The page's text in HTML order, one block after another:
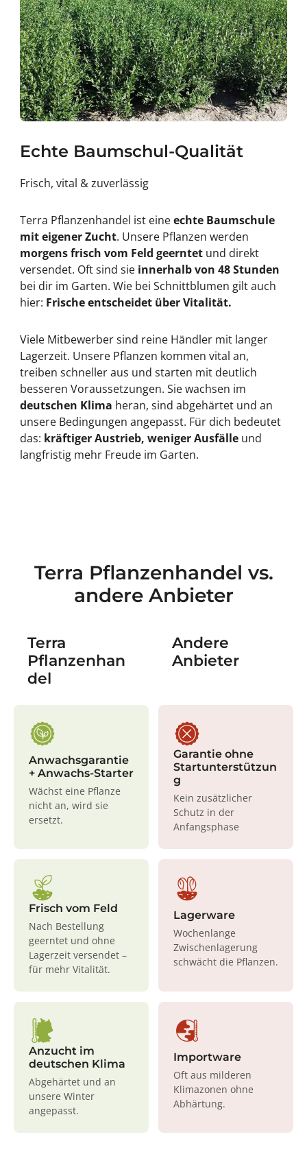
Echte Baumschul-Qualität
Frisch, vital & zuverlässig
Terra Pflanzenhandel ist eineechte Baumschule
mit eigener Zucht. Unsere Pflanzen werden
morgens frisch vom Feld geerntetund direkt
versendet. Oft sind sie innerhalb von 48 Stunden
bei dir im Garten. Wie bei Schnittblumen gilt auch
hier: Frische entscheidet über Vitalität.
Viele Mitbewerber sind reine Händler mit langer
Lagerzeit. Unsere Pflanzen kommen vital an,
treiben schneller aus und starten mit deutlich
besseren Voraussetzungen. Sie wachsen im
deutschen Klima heran, sind abgehärtet und an
unsere Bedingungen angepasst. Für dich bedeutet
das: kräftiger Austrieb, weniger Ausfälle und
langfristig mehr Freude im Garten.
Terra Pflanzenhandel vs.
andere Anbieter
Terra
Pflanzenhan
del
Andere
Anbieter
Anwachsgarantie
+ Anwachs-Starter
Wächst eine Pflanze
nicht an, wird sie
ersetzt.
Garantie ohne
Startunterstützun
g
Kein zusätzlicher
Schutz in der
Anfangsphase
Frisch vom Feld
Nach Bestellung
geerntet und ohne
Lagerzeit versendet –
für mehr Vitalität.
Lagerware
Wochenlange
Zwischenlagerung
schwächt die Pflanzen.
Anzucht im
deutschen Klima
Abgehärtet und an
unsere Winter
angepasst.
Importware
Oft aus milderen
Klimazonen ohne
Abhärtung.